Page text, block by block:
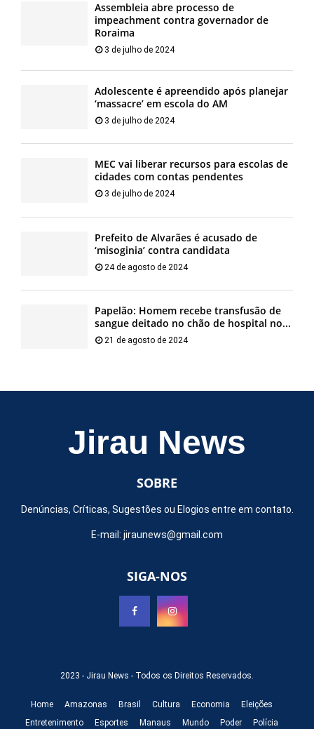
Assembleia abre processo de
impeachment contra governador de
Roraima
3 de julho de 2024
Adolescente é apreendido após planejar
‘massacre’ em escola do AM
3 de julho de 2024
MEC vai liberar recursos para escolas de
cidades com contas pendentes
3 de julho de 2024
Prefeito de Alvarães é acusado de
‘misoginia’ contra candidata
24 de agosto de 2024
Papelão: Homem recebe transfusão de
sangue deitado no chão de hospital no...
21 de agosto de 2024
Jirau News
SOBRE
Denúncias, Críticas, Sugestões ou Elogios entre em contato.
E-mail: jiraunews@gmail.com
SIGA-NOS
2023 - Jirau News - Todos os Direitos Reservados.
Home Amazonas Brasil Cultura Economia
Eleições
Entretenimento
Esportes Manaus Mundo Poder Polícia